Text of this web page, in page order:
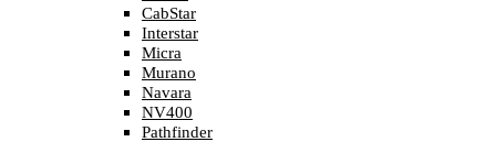
CabStar
Interstar
Micra
Murano
Navara
NV400
Pathfinder